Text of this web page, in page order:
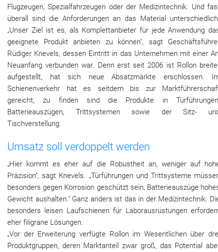
Flugzeugen, Spezialfahrzeugen oder der Medizintechnik. Und
überall sind die Anforderungen an das Material
„Unser Ziel ist es, als Komplettanbieter für jede Anwendung
geeignete Produkt anbieten zu können", sagt
Rüdiger Knevels, dessen Eintritt in das Unternehmen mit einer
Neuanfang verbunden war. Denn erst seit 2006 ist Rollon
aufgestellt, hat sich neue Absatzmärkte erschlossen.
Schienenverkehr hat es seitdem bis zur
gereicht, zu finden sind die Produkte in
Batterieauszügen, Trittsystemen sowie der Sitz-
Tischverstellung.
Umsatz soll verdoppelt werden
„Hier kommt es eher auf die Robustheit an, weniger auf
Präzision", sagt Knevels. „Türführungen und Trittsysteme
besonders gegen Korrosion geschützt sein, Batterieauszüge
Gewicht aushalten." Ganz anders ist das in der Medizintechnik.
besonders leisen Laufschienen für Laborausrüstungen
eher filigrane Lösungen.
„Vor der Erweiterung verfügte Rollon im Wesentlichen über
Produktgruppen, deren Marktanteil zwar groß, das Potential